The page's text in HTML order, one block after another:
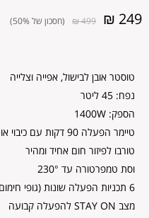
249 ₪
499 ₪ (חסכון של 50%)
מוצר
טוסטר אובן לבישול, אפייה וצלייה
נפח: 45 ליטר
הספק: 1400W
טיימר הפעלה 90 דקות עם כיבוי אוטומטי
טורבו לפיזור חום אחיד ומהיר
וסת טמפרטורה עד 230°
6 תכניות הפעלה שונות (גופי חימום עליון ותחתון, טורבו , גריל כפול)
מצב STAY ON להפעלה קבועה